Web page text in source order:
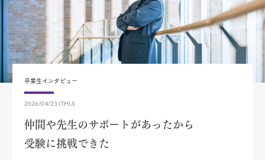
卒業生インタビュー
2026/04/23 (THU)
仲間や先生のサポートがあったから
受験に挑戦できた